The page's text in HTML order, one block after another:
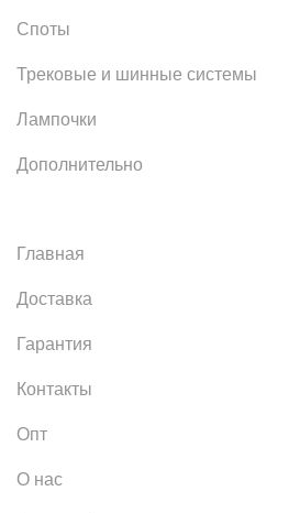
Споты
Трековые и шинные системы
Лампочки
Дополнительно
Главная
Доставка
Гарантия
Контакты
Опт
О нас